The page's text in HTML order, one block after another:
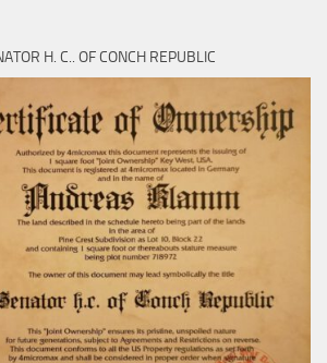
H. C.. OF CONCH REPUBLIC